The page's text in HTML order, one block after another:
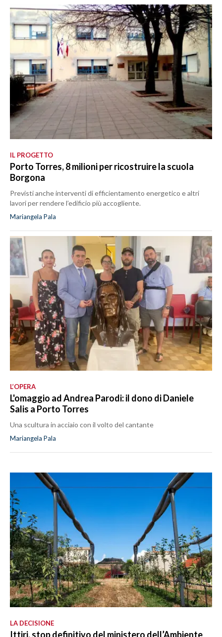
IL PROGETTO
Porto Torres, 8 milioni per ricostruire la scuola
Borgona
Previsti anche interventi di efficientamento energetico e altri
lavori per rendere l’edificio più accogliente.
Mariangela Pala
L’OPERA
L'omaggio ad Andrea Parodi: il dono di Daniele
Salis a Porto Torres
Una scultura in acciaio con il volto del cantante
Mariangela Pala
LA DECISIONE
Ittiri, stop definitivo del ministero dell’Ambiente